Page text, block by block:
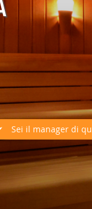
Sei il manager di